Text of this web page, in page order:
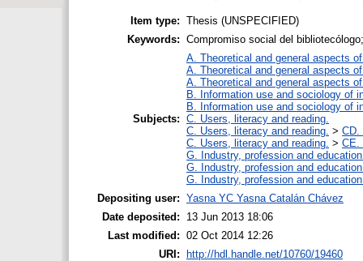
Item type: Thesis (UNSPECIFIED)
Keywords: Compromiso social del
Subjects:
A. Theoretical and general aspects
A. Theoretical and general aspects
A. Theoretical and general aspects
B. Information use and sociology of
B. Information use and sociology of
C. Users, literacy and reading.
C. Users, literacy and reading. > CD.
C. Users, literacy and reading. > CE.
G. Industry, profession and
G. Industry, profession and
G. Industry, profession and
Depositing user: Yasna YC Yasna Catalán Chávez
Date deposited:
13 Jun 2013 18:06
Last modified: 02 Oct 2014 12:26
URI:
http://hdl.handle.net/10760/19460